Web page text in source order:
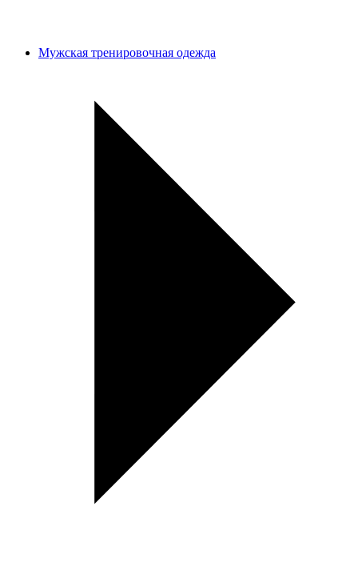
Мужская тренировочная одежда